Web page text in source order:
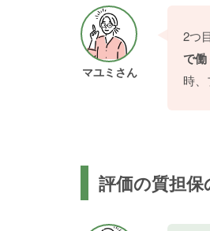
マユミさん
2つ
で
時
評価の質担